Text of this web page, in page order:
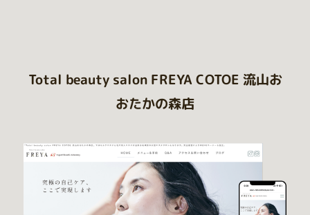
Total beauty salon FREYA COTOE 流山お
おたかの森店